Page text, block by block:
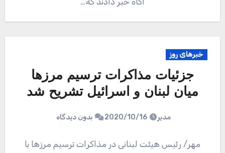
خبرهای روز
جزئیات مذاکرات ترسیم مرزها
میان لبنان و اسرائیل تشریح شد
مدیر 2020/10/16 بدون دیدگاه
مهر/ رئیس هیئت لبنانی در مذاکرات ترسیم مرزها با